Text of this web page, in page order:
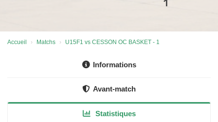
1
Accueil Matchs U15F1 vs CESSON OC BASKET - 1
Informations
Avant-match
Statistiques